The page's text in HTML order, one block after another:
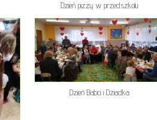
Dzień pizzy w przedszkolu
Dzień Babci i Dziadka